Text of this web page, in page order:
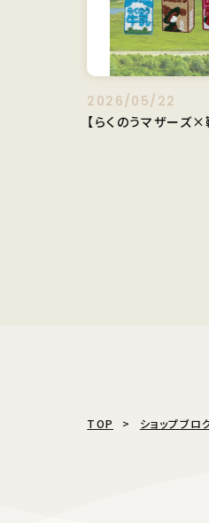
2026/05/22
【らくのうマザーズ×
TOP ショップブロ